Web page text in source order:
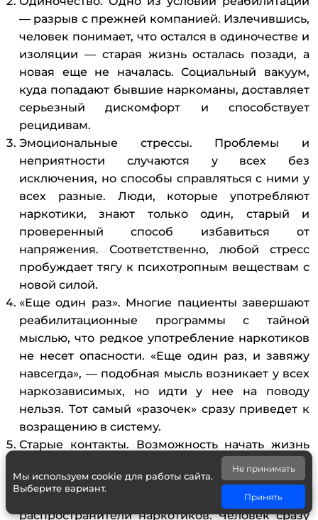
— разрыв с прежней компанией. Излечившись,
человек понимает, что остался в одиночестве и
изоляции — старая жизнь осталась позади, а
новая еще не началась. Социальный вакуум,
куда попадают бывшие наркоманы, доставляет
серьезный дискомфорт и способствует
рецидивам.
Эмоциональные стрессы. Проблемы и
неприятности случаются у всех без
исключения, но способы справляться с ними у
всех разные. Люди, которые употребляют
наркотики, знают только один, старый и
проверенный способ избавиться от
напряжения. Соответственно, любой стресс
пробуждает тягу к психотропным веществам с
новой силой.
«Еще один раз». Многие пациенты завершают
реабилитационные программы с тайной
мыслью, что редкое употребление наркотиков
не несет опасности. «Еще один раз, и завяжу
навсегда», — подобная мысль возникает у всех
наркозависимых, но идти у нее на поводу
нельзя. Тот самый «разочек» сразу приведет к
возращению в систему.
Старые контакты. Возможность начать жизнь
заново на новом месте есть далеко не у всех
бывших наркоманов. Они возвращаются
домой, где живут старые друзья и
распространители наркотиков. Человек сразу
Мы используем cookie для работы сайта.
Выберите вариант.
Не принимать
Принять